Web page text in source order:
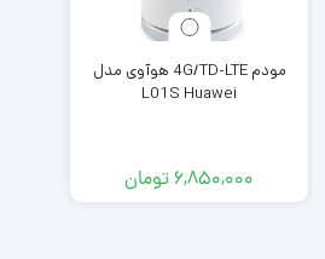
مودم 4G/TD-LTE هوآوی مدل
L01S Huawei
۶,۸۵۰,۰۰۰تومان